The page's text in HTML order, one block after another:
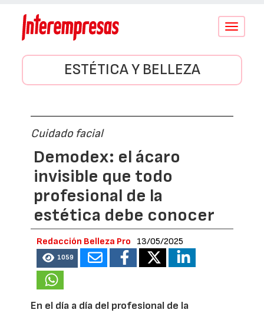
Conmutar
ESTÉTICA Y BELLEZA
Cuidado facial
Demodex: el ácaro
invisible que todo
profesional de la
estética debe conocer
Redacción Belleza Pro 13/05/2025
1059
En el día a día del profesional de la